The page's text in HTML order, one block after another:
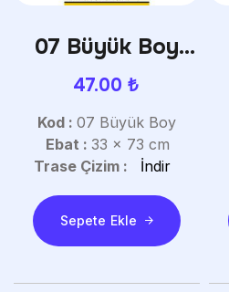
07 Büyük Boy
Gemici Takvim
47.00 ₺
Kod : 07 Büyük Boy
Ebat : 33 x 73 cm
Trase Çizim :
İndir
Sepete Ekle